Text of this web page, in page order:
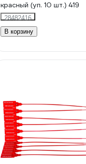
красный (уп. 10 шт.) 419
28482416
В корзину